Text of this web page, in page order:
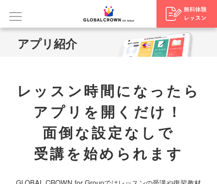
アプリ紹介
レッスン時間になったら
アプリを開くだけ！
面倒な設定なしで
受講を始められます